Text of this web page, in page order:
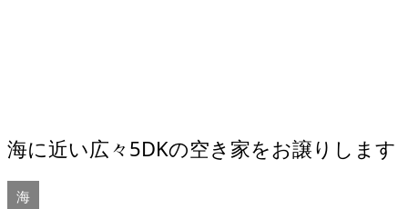
海に近い広々5DKの空き家をお譲りします
海